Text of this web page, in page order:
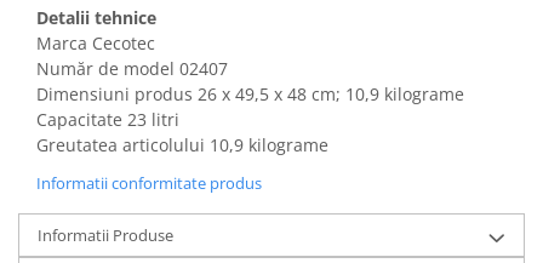
Ingrijire personala & Cosmetice
Accesorii aparate de ras electrice
Accesorii aparate hair styling
Aparate & Accesorii ingrijire
personala
Aparate cosmetice
Articole Sanatate si Wellness
Consumabile sanitare
Detalii tehnice
Marca Cecotec
Număr de model 02407
Dimensiuni produs ‎26 x 49,5 x 48 cm; 10,9 kilograme
Capacitate 23 litri
Greutatea articolului 10,9 kilograme
Informatii conformitate produs
Informatii Produse